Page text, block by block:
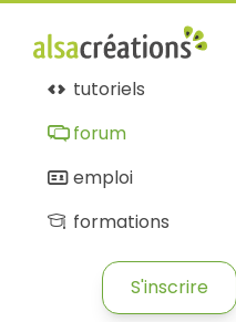
tutoriels
forum
emploi
formations
S'inscrire